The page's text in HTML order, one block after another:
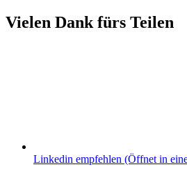
Vielen Dank fürs Teilen
Linkedin empfehlen (Öffnet in